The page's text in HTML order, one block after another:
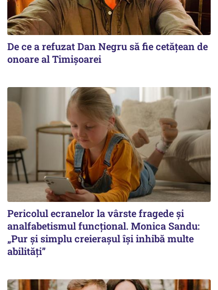
De ce a refuzat Dan Negru să fie cetățean de
onoare al Timișoarei
Pericolul ecranelor la vârste fragede și
analfabetismul funcțional. Monica Sandu:
„Pur și simplu creierașul își inhibă multe
abilități”